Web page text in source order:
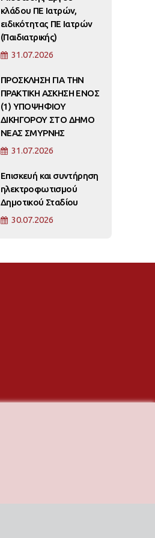
κλάδου ΠΕ Ιατρών,
ειδικότητας ΠΕ Ιατρών
(Παιδιατρικής)
31.07.2026
ΠΡΟΣΚΛΗΣΗ ΓΙΑ ΤΗΝ
ΠΡΑΚΤΙΚΗ ΑΣΚΗΣΗ ΕΝΟΣ
(1) ΥΠΟΨΗΦΙΟΥ
ΔΙΚΗΓΟΡΟΥ ΣΤΟ ΔΗΜΟ
ΝΕΑΣ ΣΜΥΡΝΗΣ
31.07.2026
Επισκευή και συντήρηση
ηλεκτροφωτισμού
Δημοτικού Σταδίου
30.07.2026